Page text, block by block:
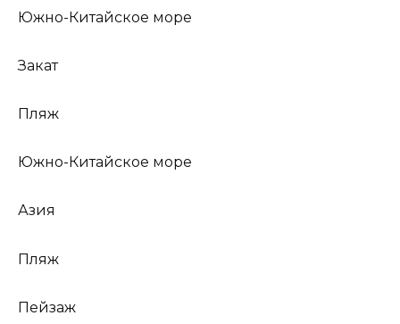
Южно-Китайское море
Закат
Пляж
Южно-Китайское море
Азия
Пляж
Пейзаж